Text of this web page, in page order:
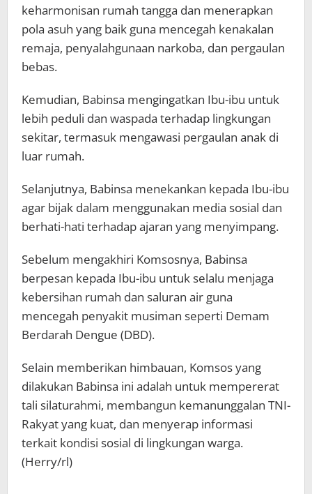
keharmonisan rumah tangga dan menerapkan
pola asuh yang baik guna mencegah kenakalan
remaja, penyalahgunaan narkoba, dan pergaulan
bebas.
Kemudian, Babinsa mengingatkan Ibu-ibu untuk
lebih peduli dan waspada terhadap lingkungan
sekitar, termasuk mengawasi pergaulan anak di
luar rumah.
Selanjutnya, Babinsa menekankan kepada Ibu-ibu
agar bijak dalam menggunakan media sosial dan
berhati-hati terhadap ajaran yang menyimpang.
Sebelum mengakhiri Komsosnya, Babinsa
berpesan kepada Ibu-ibu untuk selalu menjaga
kebersihan rumah dan saluran air guna
mencegah penyakit musiman seperti Demam
Berdarah Dengue (DBD).
Selain memberikan himbauan, Komsos yang
dilakukan Babinsa ini adalah untuk mempererat
tali silaturahmi, membangun kemanunggalan TNI-
Rakyat yang kuat, dan menyerap informasi
terkait kondisi sosial di lingkungan warga.
(Herry/rl)